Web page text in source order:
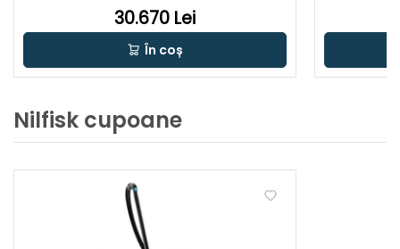
30.670 Lei
În coș
Nilfisk cupoane